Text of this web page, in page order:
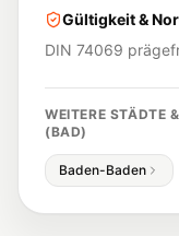
Gültigkeit &
DIN 74069
WEITERE STÄDTE
(BAD)
Baden-Baden